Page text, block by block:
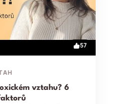
57
vztahu? 6